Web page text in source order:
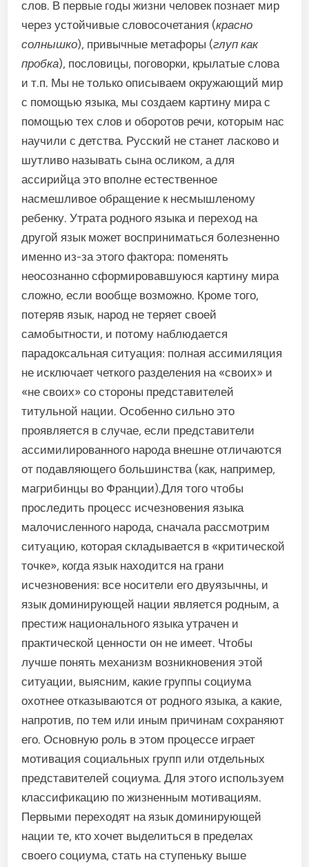
слов. В первые годы жизни человек познает мир
через устойчивые словосочетания (красно
солнышко), привычные метафоры (глуп как
пробка), пословицы, поговорки, крылатые слова
и т.п. Мы не только описываем окружающий мир
с помощью языка, мы создаем картину мира с
помощью тех слов и оборотов речи, которым нас
научили с детства. Русский не станет ласково и
шутливо называть сына осликом, а для
ассирийца это вполне естественное
насмешливое обращение к несмышленому
ребенку. Утрата родного языка и переход на
другой язык может восприниматься болезненно
именно из-за этого фактора: поменять
неосознанно сформировавшуюся картину мира
сложно, если вообще возможно. Кроме того,
потеряв язык, народ не теряет своей
самобытности, и потому наблюдается
парадоксальная ситуация: полная ассимиляция
не исключает четкого разделения на «своих» и
«не своих» со стороны представителей
титульной нации. Особенно сильно это
проявляется в случае, если представители
ассимилированного народа внешне отличаются
от подавляющего большинства (как, например,
магрибинцы во Франции).Для того чтобы
проследить процесс исчезновения языка
малочисленного народа, сначала рассмотрим
ситуацию, которая складывается в «критической
точке», когда язык находится на грани
исчезновения: все носители его двуязычны, и
язык доминирующей нации является родным, а
престиж национального языка утрачен и
практической ценности он не имеет. Чтобы
лучше понять механизм возникновения этой
ситуации, выясним, какие группы социума
охотнее отказываются от родного языка, а какие,
напротив, по тем или иным причинам сохраняют
его. Основную роль в этом процессе играет
мотивация социальных групп или отдельных
представителей социума. Для этого используем
классификацию по жизненным мотивациям.
Первыми переходят на язык доминирующей
нации те, кто хочет выделиться в пределах
своего социума, стать на ступеньку выше